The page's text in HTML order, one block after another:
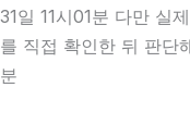
31일 11시01분 다만 실
를 직접 확인한 뒤 판단
분